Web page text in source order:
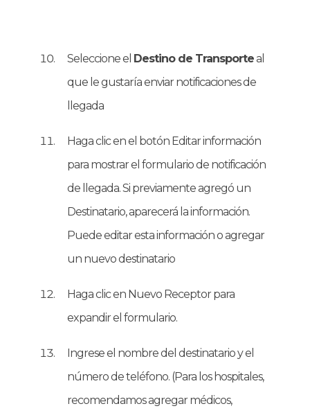
Seleccione el Destino de Transporteal
que le gustaría enviar notificaciones de
llegada
Haga clic en el botón Editar información
para mostrar el formulario de notificación
de llegada. Si previamente agregó un
Destinatario, aparecerá la información.
Puede editar esta información o agregar
un nuevo destinatario
Haga clic en Nuevo Receptor para
expandir el formulario.
Ingrese el nombre del destinatario y el
número de teléfono. (Para los hospitales,
recomendamos agregar médicos,